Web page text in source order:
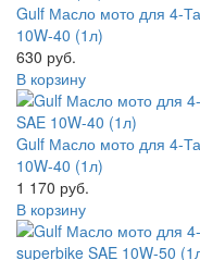
Gulf Масло мото для 4-
10W-40 (1л)
630 руб.
В корзину
Gulf Масло мото для 4-
10W-40 (1л)
1 170 руб.
В корзину